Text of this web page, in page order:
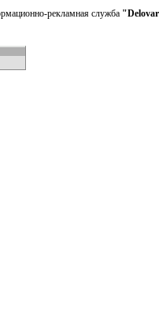
рекламная служба